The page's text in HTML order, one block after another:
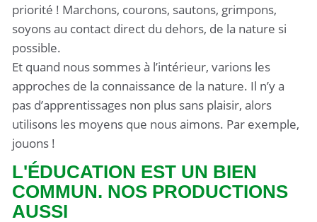
priorité ! Marchons, courons, sautons, grimpons,
soyons au contact direct du dehors, de la nature si
possible.
Et quand nous sommes à l’intérieur, varions les
approches de la connaissance de la nature. Il n’y a
pas d’apprentissages non plus sans plaisir, alors
utilisons les moyens que nous aimons. Par exemple,
jouons !
L'ÉDUCATION EST UN BIEN
COMMUN. NOS PRODUCTIONS
AUSSI